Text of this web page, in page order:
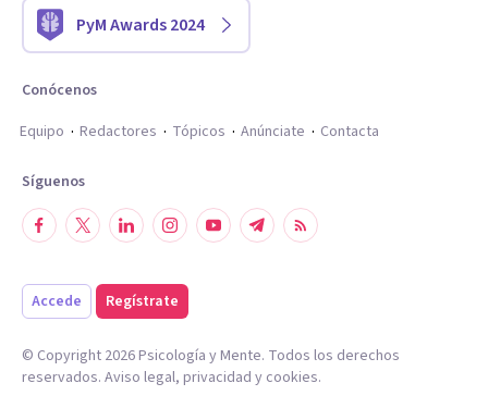
PyM Awards 2024
Conócenos
Equipo
Redactores Tópicos Anúnciate Contacta
Síguenos
Accede Regístrate
© Copyright 2026Psicología y Mente. Todos los derechos
reservados. Aviso legal, privacidad y cookies.